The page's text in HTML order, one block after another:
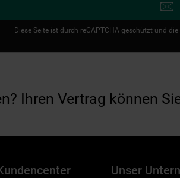
Diese Seite ist durch reCAPTCHA geschützt und die
Ihren Vertrag können
Unser